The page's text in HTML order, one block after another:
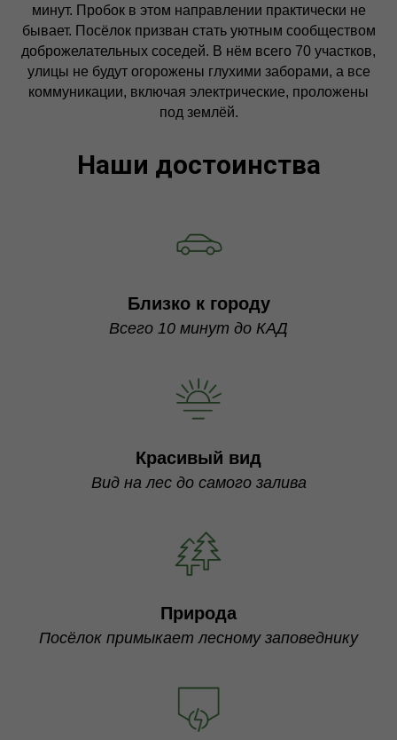
минут. Пробок в этом направлении практически не
бывает. Посёлок призван стать уютным сообществом
доброжелательных соседей. В нём всего 70 участков,
улицы не будут огорожены глухими заборами, а все
коммуникации, включая электрические, проложены
под землёй.
Наши достоинства
Близко к городу
Всего 10 минут до КАД
Красивый вид
Вид на лес до самого залива
Природа
Посёлок примыкает лесному заповеднику